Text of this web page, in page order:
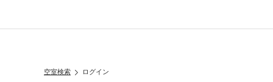
空室検索 ログイン